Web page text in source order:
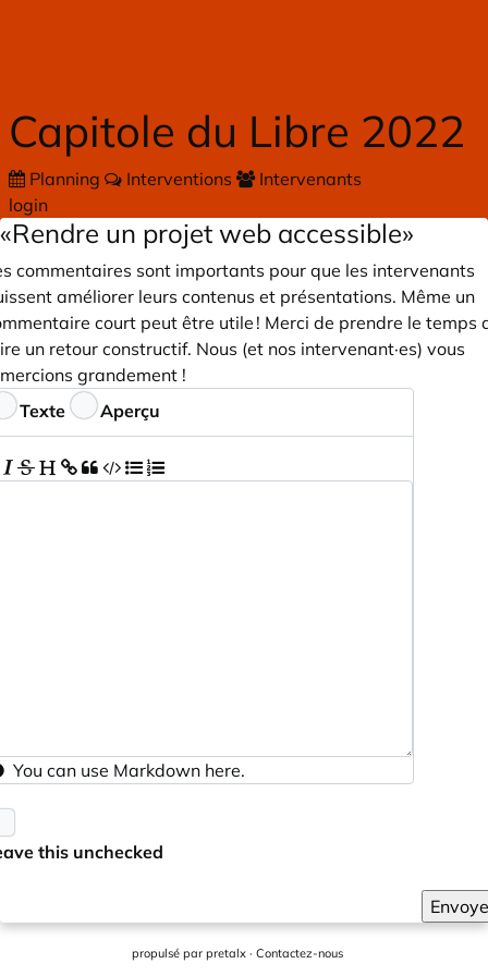
Capitole du Libre 2022
Planning Interventions
Intervenants
login
«Rendre un projet web accessible»
commentaires sont importants pour que les intervenants
améliorer leurs contenus et présentations. Même un
court peut être utile ! Merci de prendre le temps
un retour constructif. Nous (et nos intervenant·es) vous
grandement !
Texte Aperçu
You can use Markdown here.
this unchecked
propulsé par pretalx · Contactez-nous